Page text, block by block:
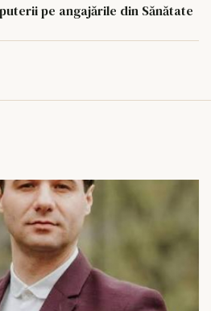
pe angajările din Sănătate